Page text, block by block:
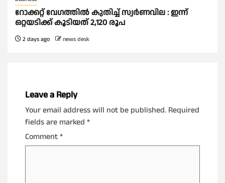
റോക്കറ്റ് വേഗത്തില്‍ കുതിച്ച് സ്വര്‍ണവില : ഇന്ന്
ഒറ്റയടിക്ക് കൂടിയത് 2,120 രൂപ
2 days ago news desk
Leave a Reply
Your email address will not be published. Required
fields are marked *
Comment*